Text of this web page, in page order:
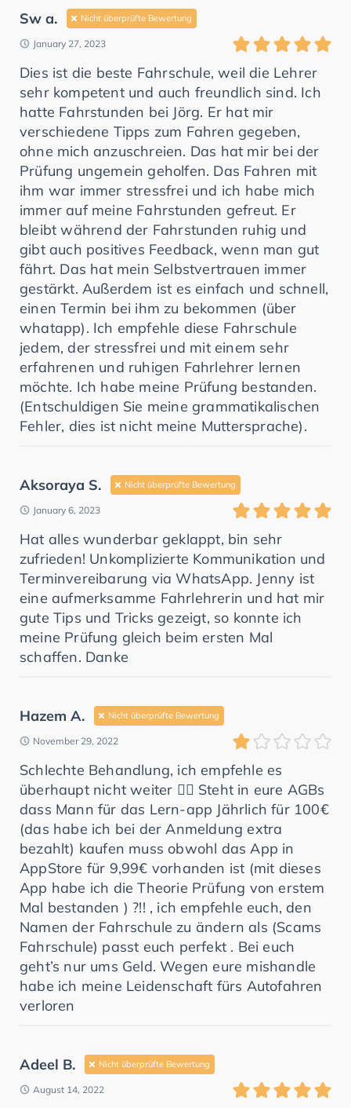
Sw a. Nicht überprüfte Bewertung
January 27, 2023
Dies ist die beste Fahrschule, weil die Lehrer
sehr kompetent und auch freundlich sind. Ich
hatte Fahrstunden bei Jörg. Er hat mir
verschiedene Tipps zum Fahren gegeben,
ohne mich anzuschreien. Das hat mir bei der
Prüfung ungemein geholfen. Das Fahren mit
ihm war immer stressfrei und ich habe mich
immer auf meine Fahrstunden gefreut. Er
bleibt während der Fahrstunden ruhig und
gibt auch positives Feedback, wenn man gut
fährt. Das hat mein Selbstvertrauen immer
gestärkt. Außerdem ist es einfach und schnell,
einen Termin bei ihm zu bekommen (über
whatapp). Ich empfehle diese Fahrschule
jedem, der stressfrei und mit einem sehr
erfahrenen und ruhigen Fahrlehrer lernen
möchte. Ich habe meine Prüfung bestanden.
(Entschuldigen Sie meine grammatikalischen
Fehler, dies ist nicht meine Muttersprache).
Aksoraya S. Nicht überprüfte Bewertung
January 6, 2023
Hat alles wunderbar geklappt, bin sehr
zufrieden! Unkomplizierte Kommunikation und
Terminvereibarung via WhatsApp. Jenny ist
eine aufmerksamme Fahrlehrerin und hat mir
gute Tips und Tricks gezeigt, so konnte ich
meine Prüfung gleich beim ersten Mal
schaffen. Danke
Hazem A. Nicht überprüfte Bewertung
November 29, 2022
Schlechte Behandlung, ich empfehle es
überhaupt nicht weiter 👎🏻 Steht in eure AGBs
dass Mann für das Lern-app Jährlich für 100€
(das habe ich bei der Anmeldung extra
bezahlt) kaufen muss obwohl das App in
AppStore für 9,99€ vorhanden ist (mit dieses
App habe ich die Theorie Prüfung von erstem
Mal bestanden ) ?!! , ich empfehle euch, den
Namen der Fahrschule zu ändern als (Scams
Fahrschule) passt euch perfekt . Bei euch
geht’s nur ums Geld. Wegen eure mishandle
habe ich meine Leidenschaft fürs Autofahren
verloren
Adeel B. Nicht überprüfte Bewertung
August 14, 2022